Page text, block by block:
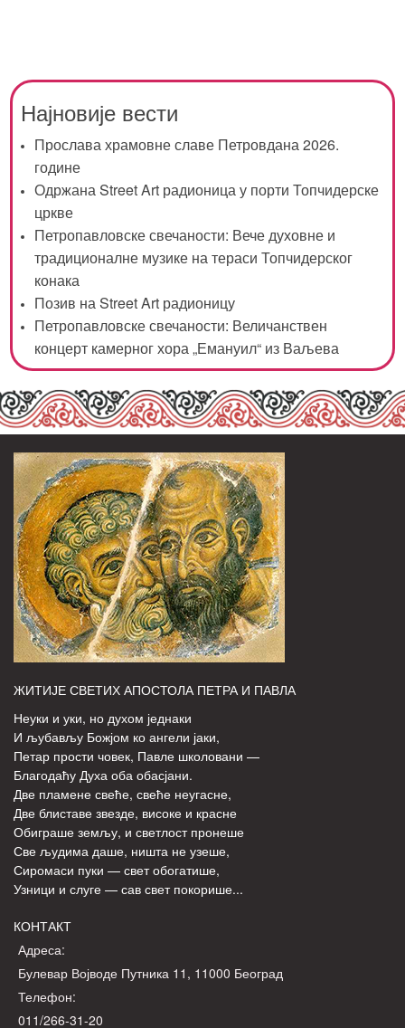
Најновије вести
Прослава храмовне славе Петровдана 2026.
године
Одржана Street Art радионица у порти Топчидерске
цркве
Петропавловске свечаности: Вече духовне и
традиционалне музике на тераси Топчидерског
конака
Позив на Street Art радионицу
Петропавловске свечаности: Величанствен
концерт камерног хора „Емануил“ из Ваљева
ЖИТИЈЕ СВЕТИХ АПОСТОЛА ПЕТРА И ПАВЛА
Неуки и уки, но духом једнаки
И љубављу Божјом ко ангели јаки,
Петар прости човек, Павле школовани —
Благодаћу Духа оба обасјани.
Две пламене свеће, свеће неугасне,
Две блиставе звезде, високе и красне
Обиграше земљу, и светлост пронеше
Све људима даше, ништа не узеше,
Сиромаси пуки — свет обогатише,
Узници и слуге — сав свет покорише...
КОНТАКТ
Адреса:
Булевар Војводе Путника 11, 11000 Београд
Телефон:
011/266-31-20